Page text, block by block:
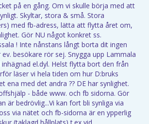
på en gång. Om vi skulle börja med att
Skyltar, stora & små. Stora
med fb-adress, lätta att flytta året om,
Gör NU något konkret ss.
! Inte nånstans långt borta dit ingen
besökare rör sej. Snygga upp Lammala
el.dyl. Helst flytta bort den från
läser vi hela tiden om hur D:bruks
ena med det andra ?? DE har synlighet.
- både www. och fb sidorna. Gör
är bedrövlig...Vi kan fort bli synliga via
via nätet och fb-sidorna är en ypperlig